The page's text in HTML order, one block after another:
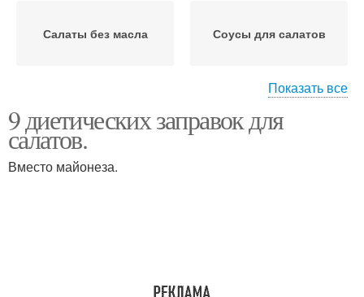
Салаты без масла Соусы для салатов
Заправка для салата Диетические салаты
Показать все
9 диетических заправок для
салатов.
Вместо майонеза.